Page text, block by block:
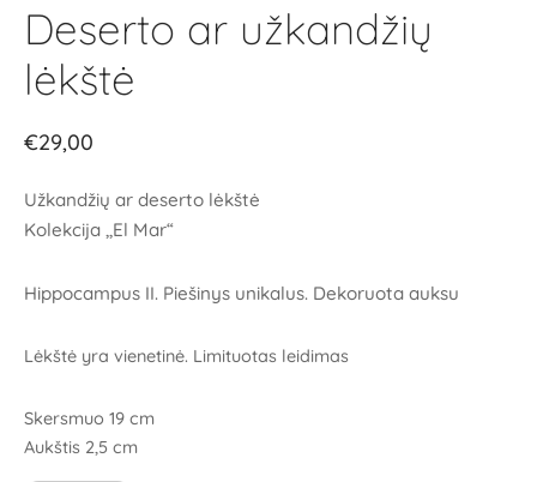
Deserto ar užkandžių
lėkštė
€29,00
Užkandžių ar deserto lėkštė
Kolekcija ,,El Mar“
Hippocampus II. Piešinys unikalus. Dekoruota auksu
Lėkštė yra vienetinė. Limituotas leidimas
Skersmuo 19 cm
Aukštis 2,5 cm